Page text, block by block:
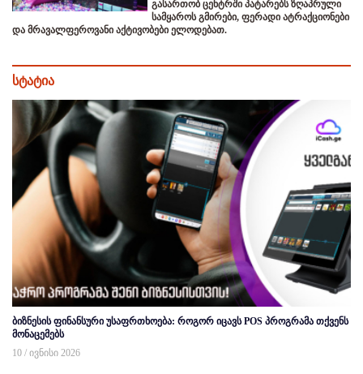
გასართობ ცენტრში პატარებს ზღაპრული
სამყაროს გმირები, ფერადი ატრაქციონები
და მრავალფეროვანი აქტივობები ელოდებათ.
სტატია
ბიზნესის ფინანსური უსაფრთხოება: როგორ იცავს POS პროგრამა თქვენს
მონაცემებს
10 / ივნისი 2026